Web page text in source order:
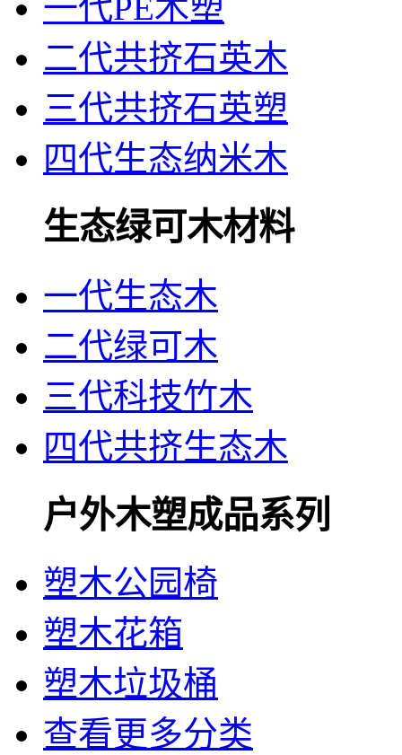
一代PE木塑
二代共挤石英木
三代共挤石英塑
四代生态纳米木
生态绿可木材料
一代生态木
二代绿可木
三代科技竹木
四代共挤生态木
户外木塑成品系列
塑木公园椅
塑木花箱
塑木垃圾桶
查看更多分类